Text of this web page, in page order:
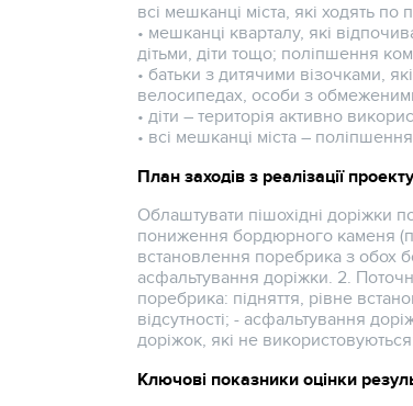
всі мешканці міста, які ходять
• мешканці кварталу, які
дітьми, діти тощо; поліпшення
• батьки з дитячими візочками,
велосипедах, особи з
• діти – територія активно
• всі мешканці міста –
План заходів з реалізації
Облаштувати пішохідні доріжки
пониження бордюрного каменя
встановлення поребрика з обох
асфальтування доріжки. 2.
поребрика: підняття, рівне
відсутності; - асфальтування
доріжок, які не
Ключові показники оцінки